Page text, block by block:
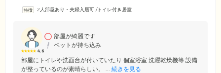
環境。ご家族様やご友人様もご来訪しやすい立地になっていますので、
があります。施設見学やご相談など、ぜひお気軽にお問い合わせくださ
い。
2人部屋あり・夫婦入居可 /トイレ付き居室
4.6
部屋が綺麗です
ベットが持ち込み
部屋にトイレや洗面台が付いていたり 個室浴室 洗濯乾燥機等 設備
が整っているのが素晴らしい。 ... 続きを見る